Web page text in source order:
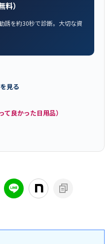
）
誘を約30秒で診断。大切な資
見る
良かった日用品）